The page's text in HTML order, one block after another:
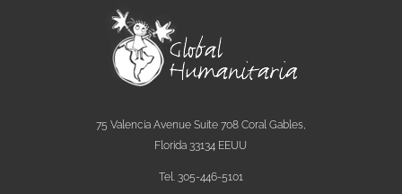
75 Valencia Avenue Suite 708 Coral Gables,
Florida 33134 EEUU
Tel. 305-446-5101